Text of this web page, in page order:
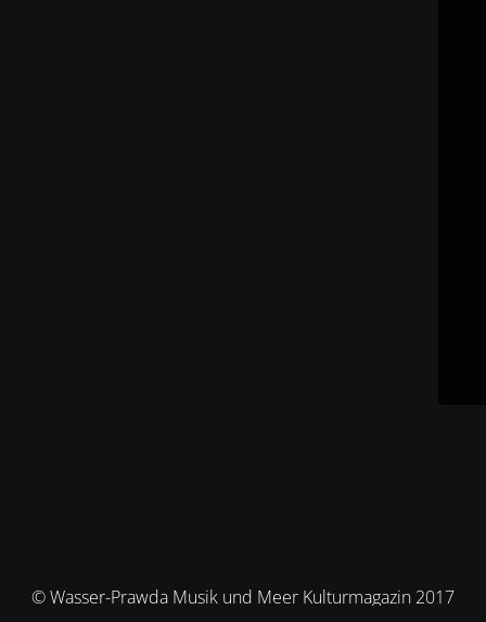
© Wasser-Prawda Musik und Meer Kulturmagazin 2017